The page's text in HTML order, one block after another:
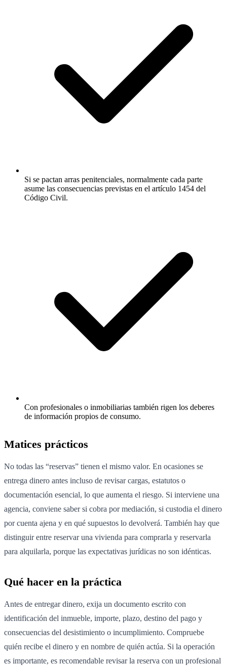
Si se pactan arras penitenciales, normalmente cada parte
asume las consecuencias previstas en el artículo 1454 del
Código Civil.
Con profesionales o inmobiliarias también rigen los deberes
de información propios de consumo.
Matices prácticos
No todas las “reservas” tienen el mismo valor. En ocasiones se
entrega dinero antes incluso de revisar cargas, estatutos o
documentación esencial, lo que aumenta el riesgo. Si interviene una
agencia, conviene saber si cobra por mediación, si custodia el dinero
por cuenta ajena y en qué supuestos lo devolverá. También hay que
distinguir entre reservar una vivienda para comprarla y reservarla
para alquilarla, porque las expectativas jurídicas no son idénticas.
Qué hacer en la práctica
Antes de entregar dinero, exija un documento escrito con
identificación del inmueble, importe, plazo, destino del pago y
consecuencias del desistimiento o incumplimiento. Compruebe
quién recibe el dinero y en nombre de quién actúa. Si la operación
es importante, es recomendable revisar la reserva con un profesional